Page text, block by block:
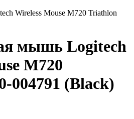
Wireless Mouse M720 Triathlon
мышь Logitech
M720
004791 (Black)